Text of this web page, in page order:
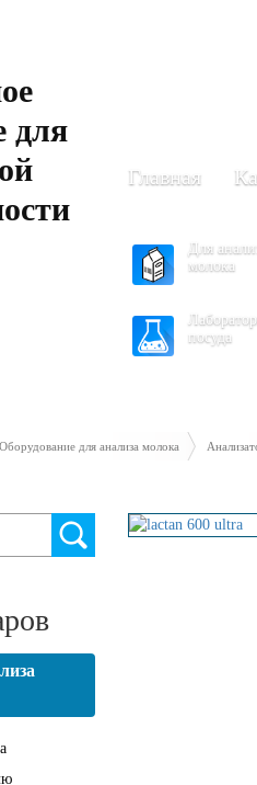
Главная
Для
молока
посуда
Оборудование для анализа молока